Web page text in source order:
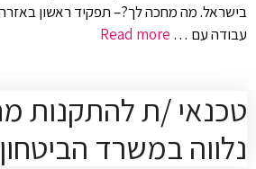
בישראל. מה מחכה לך?– תפקיד ראשון
עבודה עם … Read more
טכנאי /ת להתקנות
נלווה במשרד